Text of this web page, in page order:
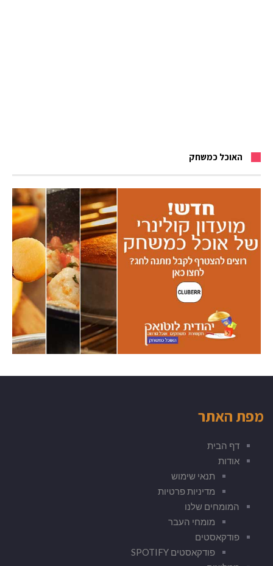
האוכל כמשחק
מפת האתר
דף הבית
אודות
תנאי שימוש
מדיניות פרטיות
המומחים שלנו
מומחי העבר
פודקאסטים
פודקאסטים SPOTIFY